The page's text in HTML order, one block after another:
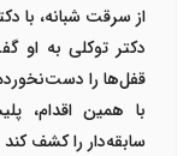
از سرقت شبانه، با
دکتر توکلی به او
قفل‌ها را دست‌نخورده
با همین اقدام،
سابقه‌دار را کشف